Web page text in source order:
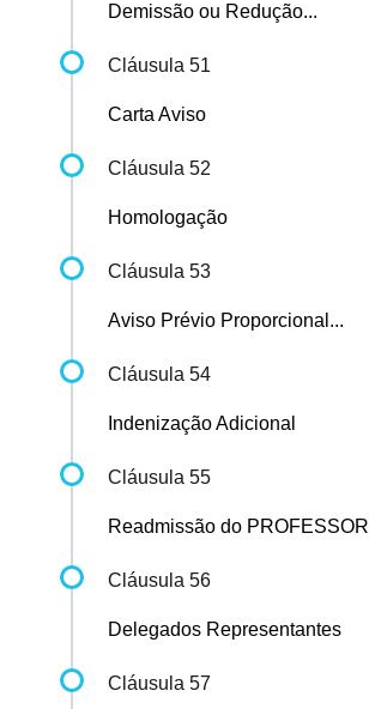
Demissão ou Redução...
Cláusula 51
Carta Aviso
Cláusula 52
Homologação
Cláusula 53
Aviso Prévio Proporcional...
Cláusula 54
Indenização Adicional
Cláusula 55
Readmissão do PROFESSOR
Cláusula 56
Delegados Representantes
Cláusula 57